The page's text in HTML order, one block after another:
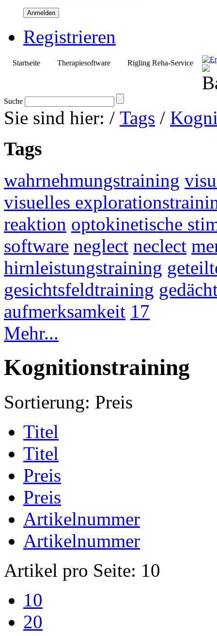
Anmelden
Registrieren
Startseite Therapiesoftware Rigling Reha-Service
Suche
Sie sind hier: / Tags /
Tags
wahrnehmungstraining
visuelles
reaktion optokinetische
software neglect neclect
hirnleistungstraining
gesichtsfeldtraining
aufmerksamkeit 17
Mehr...
Kognitionstraining
Sortierung: Preis
Titel
Titel
Preis
Preis
Artikelnummer
Artikelnummer
Artikel pro Seite: 10
10
20